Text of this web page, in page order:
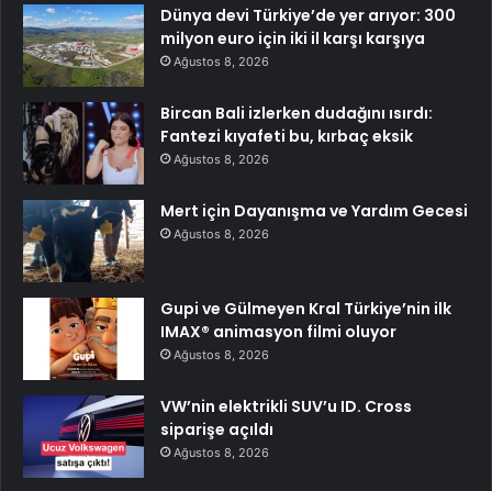
Dünya devi Türkiye’de yer arıyor: 300
milyon euro için iki il karşı karşıya
Ağustos 8, 2026
Bircan Bali izlerken dudağını ısırdı:
Fantezi kıyafeti bu, kırbaç eksik
Ağustos 8, 2026
Mert için Dayanışma ve Yardım Gecesi
Ağustos 8, 2026
Gupi ve Gülmeyen Kral Türkiye’nin ilk
IMAX® animasyon filmi oluyor
Ağustos 8, 2026
VW’nin elektrikli SUV’u ID. Cross
siparişe açıldı
Ağustos 8, 2026